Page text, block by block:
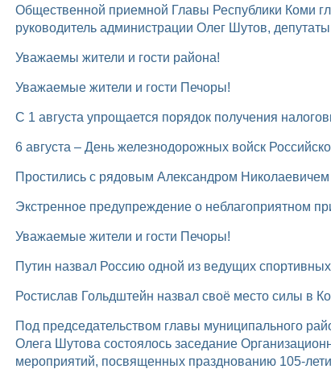
Общественной приемной Главы Республики Коми
руководитель администрации Олег Шутов,
Уважаемы жители и гости района!
Уважаемые жители и гости Печоры!
С 1 августа упрощается порядок получения
6 августа – День железнодорожных войск
Простились с рядовым Александром
Экстренное предупреждение о неблагоприятном
Уважаемые жители и гости Печоры!
Путин назвал Россию одной из ведущих
Ростислав Гольдштейн назвал своё место силы в
Под председательством главы муниципального района «Печора» – руководителя администрации
Олега Шутова состоялось заседание
мероприятий, посвященных празднованию 105-